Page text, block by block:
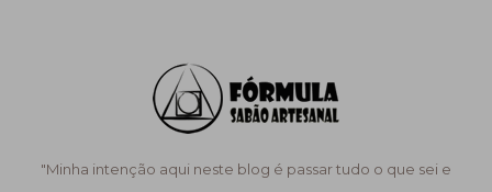
"Minha intenção aqui neste blog é passar tudo o que sei e